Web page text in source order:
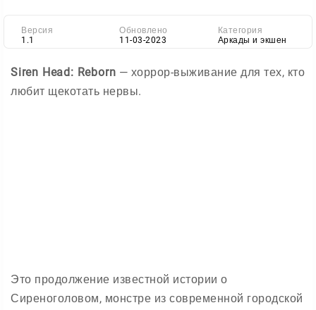
Версия
1.1
Обновлено
11-03-2023
Категория
Аркады и экшен
Siren Head: Reborn — хоррор-выживание для тех, кто
любит щекотать нервы.
Это продолжение известной истории о
Сиреноголовом, монстре из современной городской